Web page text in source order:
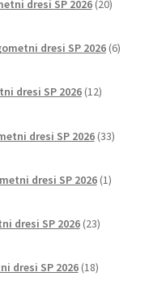
dresi SP 2026 20izdelkov
dresi SP 2026 6izdelkov
dresi SP 2026 12izdelkov
dresi SP 2026 33izdelkov
dresi SP 2026 1izdelek
dresi SP 2026 23izdelkov
dresi SP 2026 18izdelkov